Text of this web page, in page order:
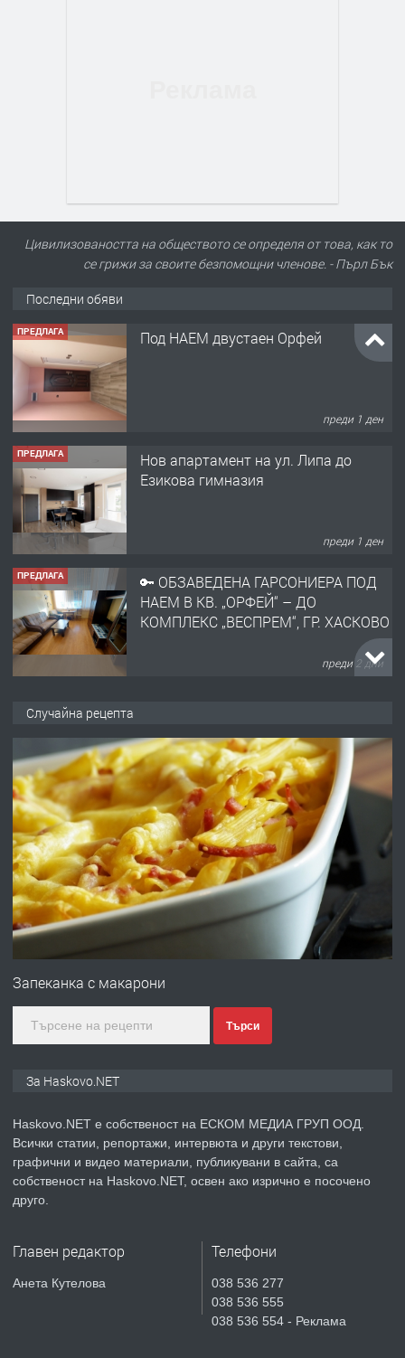
Цивилизоваността на обществото се определя от това, как то
се грижи за своите безпомощни членове. - Пърл Бък
Последни обяви
ПРЕДЛАГА Под НАЕМ двустаен Орфей
преди 1 ден
ПРЕДЛАГА
Нов апартамент на ул. Липа до
Езикова гимназия
преди 1 ден
ПРЕДЛАГА
🔑 ОБЗАВЕДЕНА ГАРСОНИЕРА ПОД
НАЕМ В КВ. „ОРФЕЙ“ – ДО
КОМПЛЕКС „ВЕСПРЕМ“, ГР. ХАСКОВО
преди 2 дни
АПАРТАМЕНТ В ЦЕНТЪРА НА ГР.
ХАСКОВО
преди 3 дни
ПРЕДЛАГА Давам гараж под наем
преди 3 дни
ПРЕДЛАГА
№4120 Магазин/Офис под наем в кв.
градската градина!
преди 4 дни
ПРЕДЛАГА
Продавам парцел в гр. Хасково кв.
СГЛОБЯВАНЕ НА МЕБЕЛИ.
Случайна рецепта
Запеканка с макарони
Търси
За Haskovo.NET
Haskovo.NET е собственост на ЕСКОМ МЕДИА ГРУП ООД.
Всички статии, репортажи, интервюта и други текстови,
графични и видео материали, публикувани в сайта, са
собственост на Haskovo.NET, освен ако изрично е посочено
друго.
Главен редактор
Анета Кутелова
Телефони
038 536 277
038 536 555
038 536 554 - Реклама